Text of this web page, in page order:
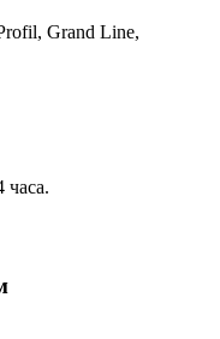
Grand Line,
часа.